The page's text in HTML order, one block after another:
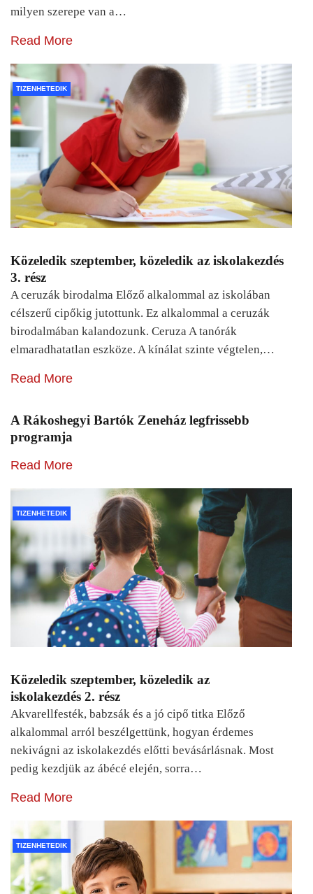
milyen szerepe van a…
Read More
TIZENHETEDIK
Közeledik szeptember, közeledik az iskolakezdés
3. rész
A ceruzák birodalma Előző alkalommal az iskolában
célszerű cipőkig jutottunk. Ez alkalommal a ceruzák
birodalmában kalandozunk. Ceruza A tanórák
elmaradhatatlan eszköze. A kínálat szinte végtelen,…
Read More
A Rákoshegyi Bartók Zeneház legfrissebb
programja
Read More
TIZENHETEDIK
Közeledik szeptember, közeledik az
iskolakezdés 2. rész
Akvarellfesték, babzsák és a jó cipő titka Előző
alkalommal arról beszélgettünk, hogyan érdemes
nekivágni az iskolakezdés előtti bevásárlásnak. Most
pedig kezdjük az ábécé elején, sorra…
Read More
TIZENHETEDIK